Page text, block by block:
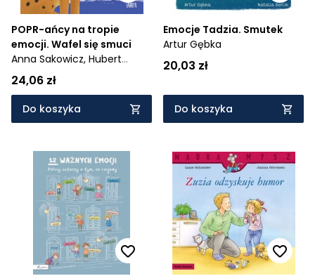
Od najstarszych
POPR-ańcy na tropie
emocji. Wafel się smuci
Anna Sakowicz, Hubert
Grajczak
24,06 zł
Do koszyka
Emocje Tadzia. Smutek
Artur Gębka
20,03 zł
Do koszyka